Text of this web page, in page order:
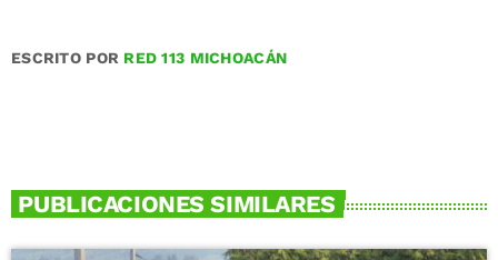
ESCRITO POR RED 113 MICHOACÁN
PUBLICACIONES SIMILARES